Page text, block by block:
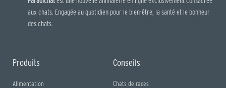
aux chats. Engagée au quotidien pour le bien-être, la santé et le bonheur
des chats.
Produits
Alimentation
Conseils
Chats de races